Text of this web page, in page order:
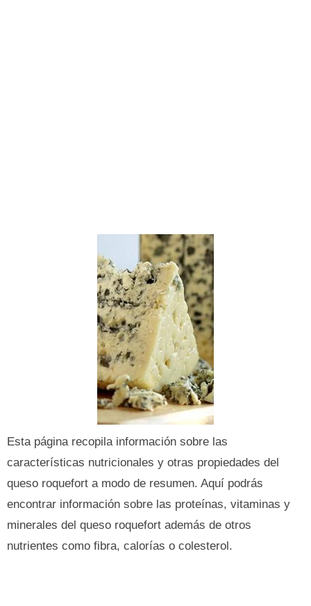
Esta página recopila información sobre las
características nutricionales y otras propiedades del
queso roquefort a modo de resumen. Aquí podrás
encontrar información sobre las proteínas, vitaminas y
minerales del queso roquefort además de otros
nutrientes como fibra, calorías o colesterol.